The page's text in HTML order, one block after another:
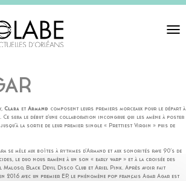
Toggle
Clara et Armand composent leurs premiers morceaux pour le départ à
sera le début d’une collaboration incongrue qui les amène à poster
jusqu’à la sortie de leur premier single « Prettiest Virgin » puis de
se mêle aux boîtes à rythmes d’Armand et aux sonorités rave 90’s de
le duo nous ramène à un son « early warp » et à la croisée des
Maloso, Black Devil Disco Club et Ariel Pink. Après avoir fait
2016 avec un premier EP, le phénomène pop français Agar Agar est